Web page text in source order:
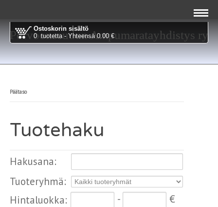
Ostoskorin sisältö
0 tuotetta - Yhteensä 0.00 €
Porvoonseudun Ampumaratayhdistys ry
Päätaso
Tuotehaku
Hakusana:
Tuoteryhmä:
Hintaluokka: -
€